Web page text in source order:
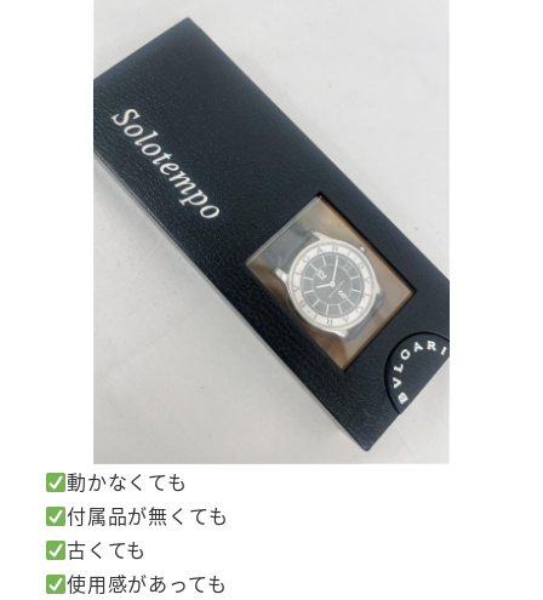
動かなくても
付属品が無くても
古くても
使用感があっても